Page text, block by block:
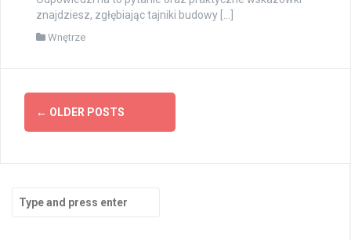
znajdziesz, zgłębiając tajniki budowy […]
Wnętrze
Posts
navigation
← OLDER POSTS
for: